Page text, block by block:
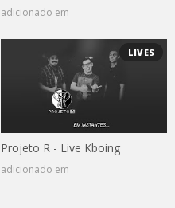
adicionado em
LIVES
Projeto R - Live Kboing
adicionado em